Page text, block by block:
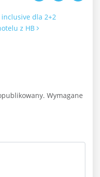
dla 2+2
z HB
Wymagane